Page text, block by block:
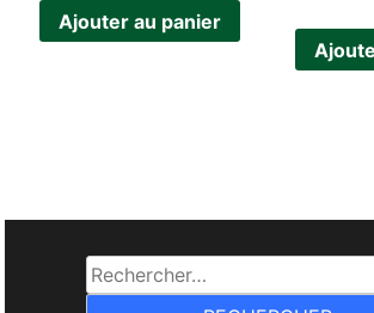
Ajouter au panier
Rechercher :